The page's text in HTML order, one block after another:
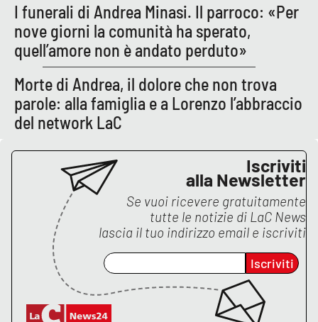
APP
Android
Apple
I funerali di Andrea Minasi. Il parroco: «Per
nove giorni la comunità ha sperato,
quell’amore non è andato perduto»
Morte di Andrea, il dolore che non trova
parole: alla famiglia e a Lorenzo l’abbraccio
del network LaC
Iscriviti
alla Newsletter
Se vuoi ricevere gratuitamente
tutte le notizie di LaC News
lascia il tuo indirizzo email e iscriviti
Iscriviti